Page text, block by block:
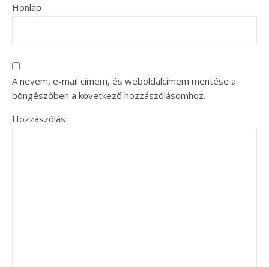
Honlap
A nevem, e-mail címem, és weboldalcímem mentése a
böngészőben a következő hozzászólásomhoz.
Hozzászólás